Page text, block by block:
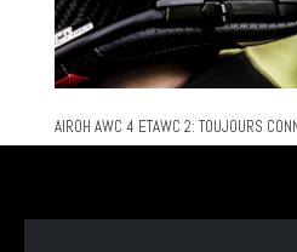
AIROH AWC 4 ETAWC 2: TOUJOURS